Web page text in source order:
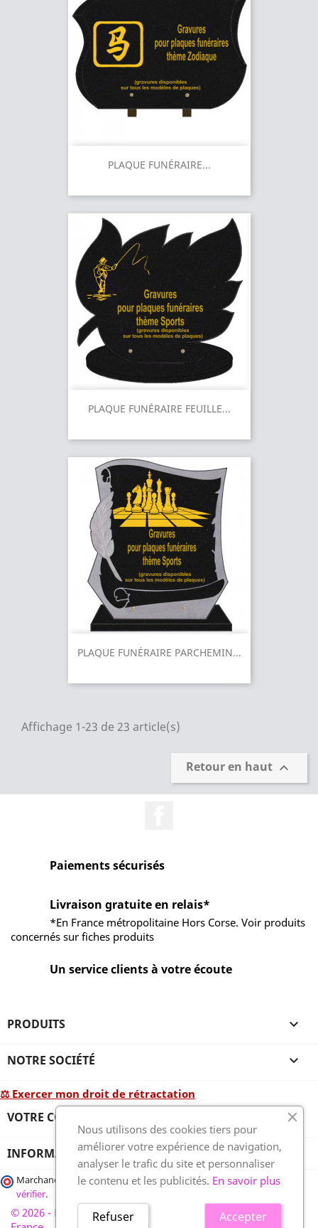
PLAQUE FUNÉRAIRE...
PLAQUE FUNÉRAIRE FEUILLE...
PLAQUE FUNÉRAIRE PARCHEMIN...
Affichage 1-23 de 23 article(s)
Retour en haut 
Paiements sécurisés
Livraison gratuite en relais*
*En France métropolitaine Hors Corse. Voir produits
concernés sur fiches produits
Un service clients à votre écoute
PRODUITS 
NOTRE SOCIÉTÉ 
⚖ Exercer mon droit de rétractation
VOTRE COMPTE 
INFORMATIONS
Marchand approuvé par la Société des Avis Garantis,cliquez ici pour
vérifier.
© 2026 - France-plaques-funéraires.fr, développé par Wess
Nous utilisons des cookies tiers pour
améliorer votre expérience de navigation,
analyser le trafic du site et personnaliser
le contenu et les publicités. En savoir plus
Accepter
Refuser